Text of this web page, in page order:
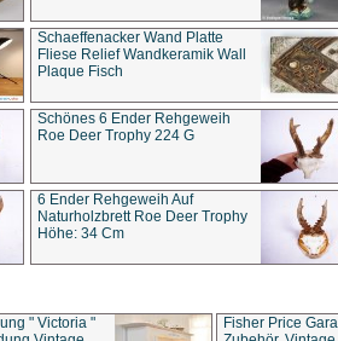
Schaeffenacker Wand Platte
Fliese Relief Wandkeramik Wall
Plaque Fisch
Schönes 6 Ender Rehgeweih
Roe Deer Trophy 224 G
6 Ender Rehgeweih Auf
Naturholzbrett Roe Deer Trophy
Höhe: 34 Cm
" Victoria "
Fisher Price